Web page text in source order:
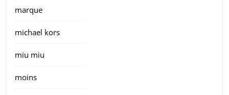
marque
michael kors
miu miu
moins